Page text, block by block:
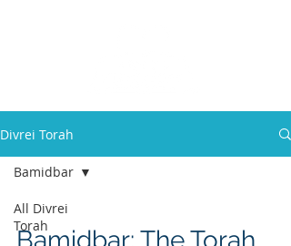
Divrei Torah
All Divrei
Torah
Bamidbar